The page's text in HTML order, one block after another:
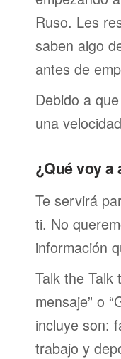
Ruso. Les
saben algo
antes de
Debido a
una
¿Qué voy a
Te servirá
ti. No
información
Talk the Talk
mensaje” o
incluye son:
trabajo y